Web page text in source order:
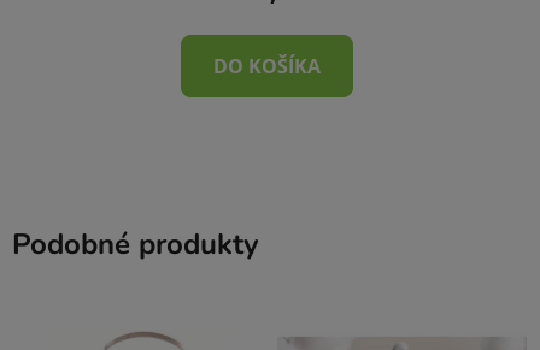
DO KOŠÍKA
Podobné produkty